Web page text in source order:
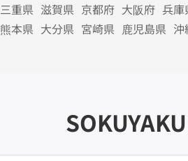
三重県 滋賀県 京都府 大阪府 兵庫
熊本県 大分県 宮崎県 鹿児島県 沖
SOKUYAKU